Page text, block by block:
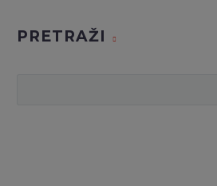
PRETRAŽI